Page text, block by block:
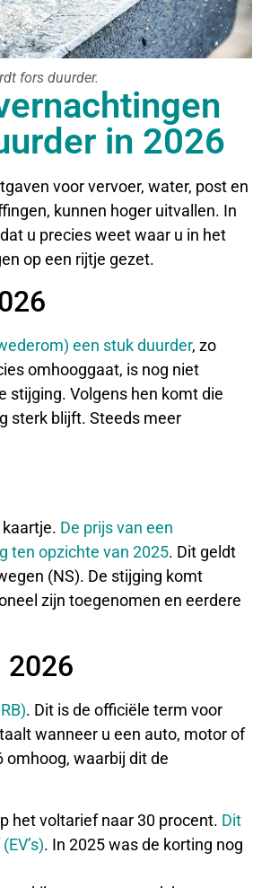
fors duurder.
in 2026
voor vervoer, water, post en
kunnen hoger uitvallen. In
u precies weet waar u in het
op een rijtje gezet.
een stuk duurder, zo
omhooggaat, is nog niet
stijging. Volgens hen komt die
sterk blijft. Steeds meer
De prijs van een
ten opzichte van 2025. Dit geldt
(NS). De stijging komt
zijn toegenomen en eerdere
2026
. Dit is de officiële term voor
wanneer u een auto, motor of
omhoog, waarbij dit de
het voltarief naar 30 procent. Dit
. In 2025 was de korting nog